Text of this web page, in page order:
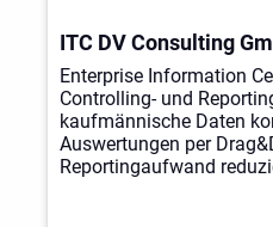
ITC DV Consulting
Enterprise Information
Controlling- und
kaufmännische Daten
Auswertungen per
Reportingaufwand